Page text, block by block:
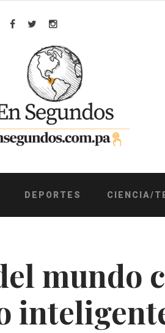
Facebook
TwitterInstagram
DEPORTES CIENCIA/
mundo